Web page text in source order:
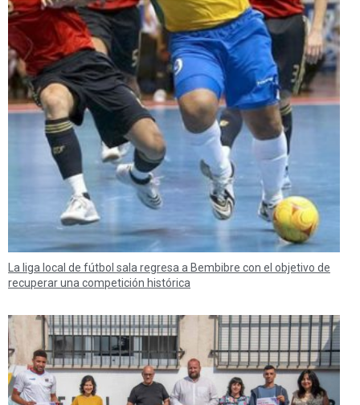
La liga local de fútbol sala regresa a Bembibre con el objetivo de
recuperar una competición histórica